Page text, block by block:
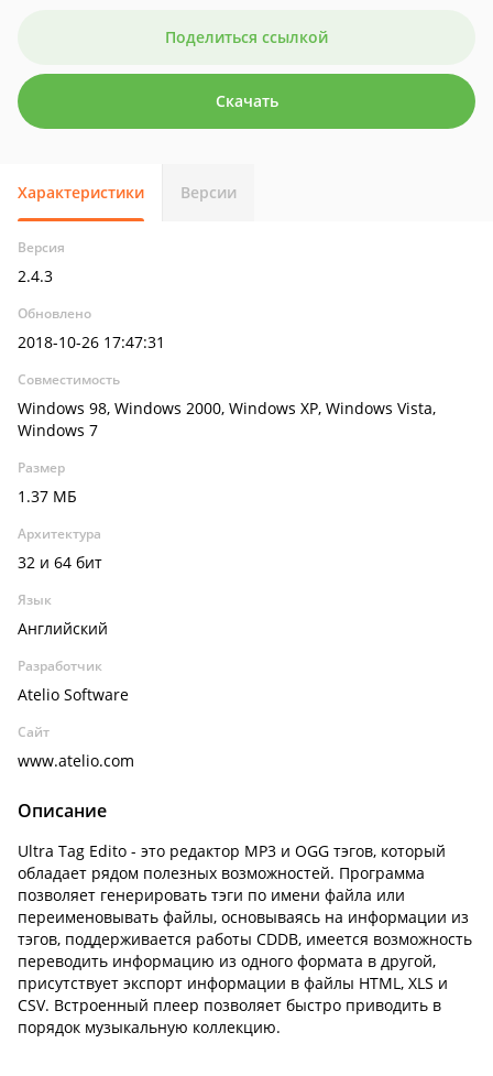
Поделиться ссылкой
Скачать
Характеристики Версии
Версия
2.4.3
Обновлено
2018-10-26 17:47:31
Совместимость
Windows 98, Windows 2000, Windows XP, Windows Vista,
Windows 7
Размер
1.37 МБ
Архитектура
32 и 64 бит
Язык
Английский
Разработчик
Atelio Software
Сайт
www.atelio.com
Описание
Ultra Tag Edito - это редактор MP3 и OGG тэгов, который
обладает рядом полезных возможностей. Программа
позволяет генерировать тэги по имени файла или
переименовывать файлы, основываясь на информации из
тэгов, поддерживается работы CDDB, имеется возможность
переводить информацию из одного формата в другой,
присутствует экспорт информации в файлы HTML, XLS и
CSV. Встроенный плеер позволяет быстро приводить в
порядок музыкальную коллекцию.